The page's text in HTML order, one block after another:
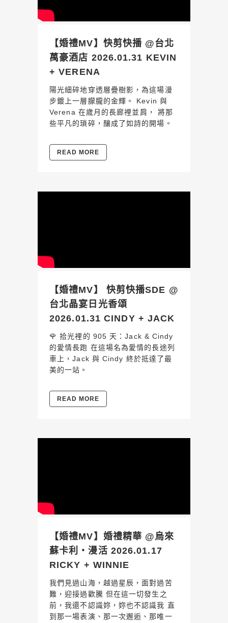
【婚禮MV】快剪快播 @台北
萬豪酒店 2026.01.31 KEVIN
+ VERENA
陽光細碎地穿透層疊樹影，為這場漫
步鍍上一層朦朧的金輝。 Kevin 與
Verena 在歲月的長廊裡並肩， 將那
些平凡的瑣碎，釀成了如詩的開場。
READ MORE
【婚禮MV】 快剪快播SDE @
台北晶宴日光香頌
2026.01.31 CINDY + JACK
🌹 拾光裡的 905 天：Jack & Cindy
的愛情長跑 在這場名為愛情的長途列
車上，Jack 與 Cindy 終於抵達了最
美的一站。
READ MORE
【婚禮MV】婚禮精華 @烏來
蘇卡利・漫活 2026.01.17
RICKY + WINNIE
我們見過山海，越過星辰，面對過苦
難，迎接過歡騰 但在這一切發生之
前，我還不認識妳，妳也不認識我 直
到那一場表演、那一次邂逅、那唯一